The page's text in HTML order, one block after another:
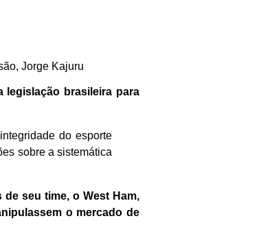
Jorge Kajuru
legislação brasileira para
do esporte
sobre a sistemática
seu time, o West Ham,
o mercado de